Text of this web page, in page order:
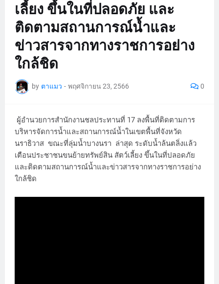
เลี้ยง ขึ้นในที่ปลอดภัย และ
ติดตามสถานการณ์น้ำและ
ข่าวสารจากทางราชการอย่าง
ใกล้ชิด
by ตาแมว - พฤศจิกายน 23, 2566 0
ผู้อำนวยการสำนักงานชลประทานที่ 17 ลงพื้นที่ติดตามการ
บริหารจัดการน้ำและสถานการณ์น้ำในเขตพื้นที่จังหวัด
นราธิวาส ขณะที่ลุ่มน้ำบางนรา ล่าสุด ระดับน้ำล้นตลิ่งแล้ว
เตือนประชาชนขนย้ายทรัพย์สิน สัตว์เลี้ยง ขึ้นในที่ปลอดภัย
และติดตามสถานการณ์น้ำและข่าวสารจากทางราชการอย่าง
ใกล้ชิด